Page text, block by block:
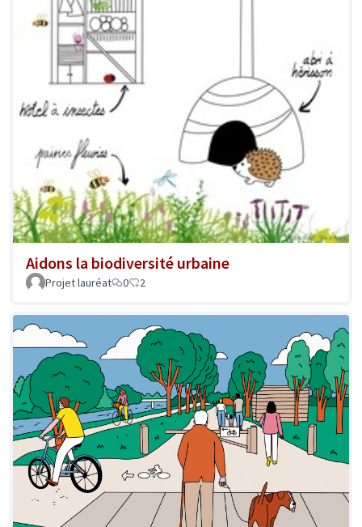
Aidons la biodiversité urbaine
Projet lauréat 0 2